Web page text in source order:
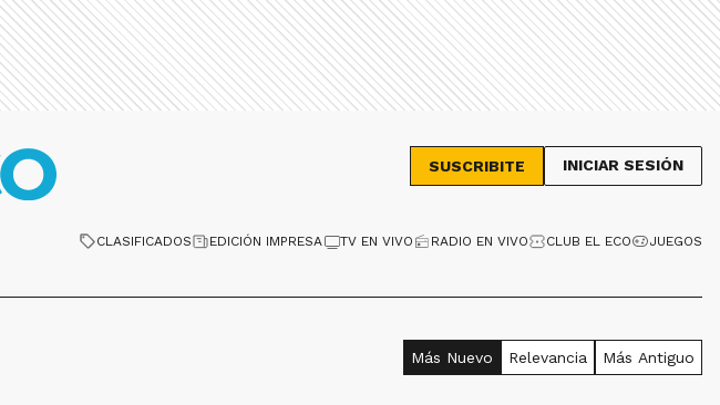
SUSCRIBITE INICIAR SESIÓN
CLASIFICADOS EDICIÓN IMPRESA TV EN VIVO RADIO EN VIVO CLUB EL ECO JUEGOS
Más Nuevo Relevancia Más Antiguo